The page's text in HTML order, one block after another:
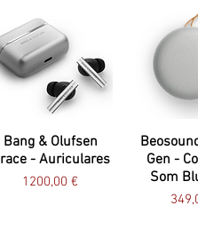
Bang & Olufsen
- Auriculares
Preço
1200,00 €
Gen -
Som